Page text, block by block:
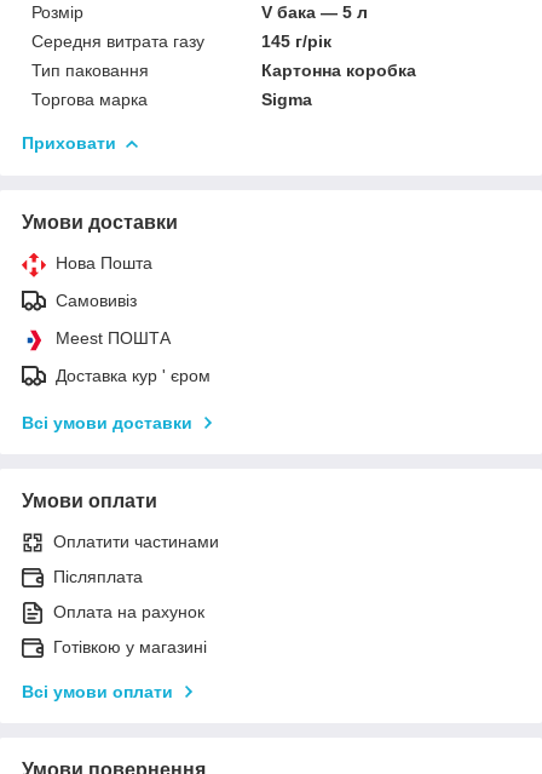
Розмір
V бака — 5 л
Середня витрата газу
145 г/рік
Тип паковання
Картонна коробка
Торгова марка
Sigma
Приховати
Умови доставки
Нова Пошта
Самовивіз
Meest ПОШТА
Доставка кур ' єром
Всі умови доставки
Умови оплати
Оплатити частинами
Післяплата
Оплата на рахунок
Готівкою у магазині
Всі умови оплати
Умови повернення